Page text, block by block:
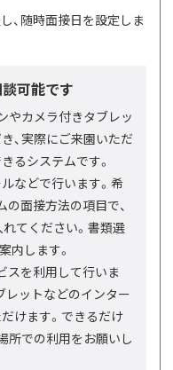
、随時面接日を設定しま
可能です
やカメラ付きタブレッ
、実際にご来園いただ
るシステムです。
などで行います。希
の面接方法の項目で、
れてください。書類選
内します。
スを利用して行いま
レットなどのインター
けます。できるだけ
所での利用をお願いし